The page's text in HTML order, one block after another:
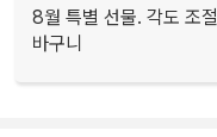
8월 특별 선물. 각도 조
바구니